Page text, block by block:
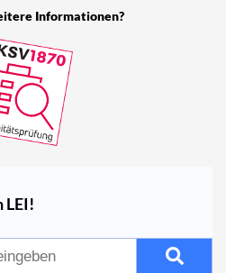
Informationen?
LEI!